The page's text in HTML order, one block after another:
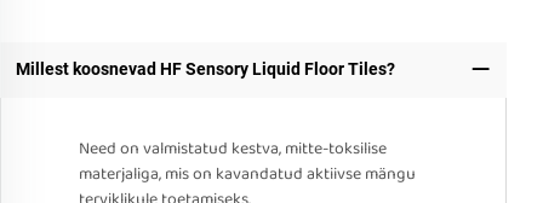
Millest koosnevad HF Sensory Liquid Floor Tiles?
Need on valmistatud kestva, mitte-toksilise
materjaliga, mis on kavandatud aktiivse mängu